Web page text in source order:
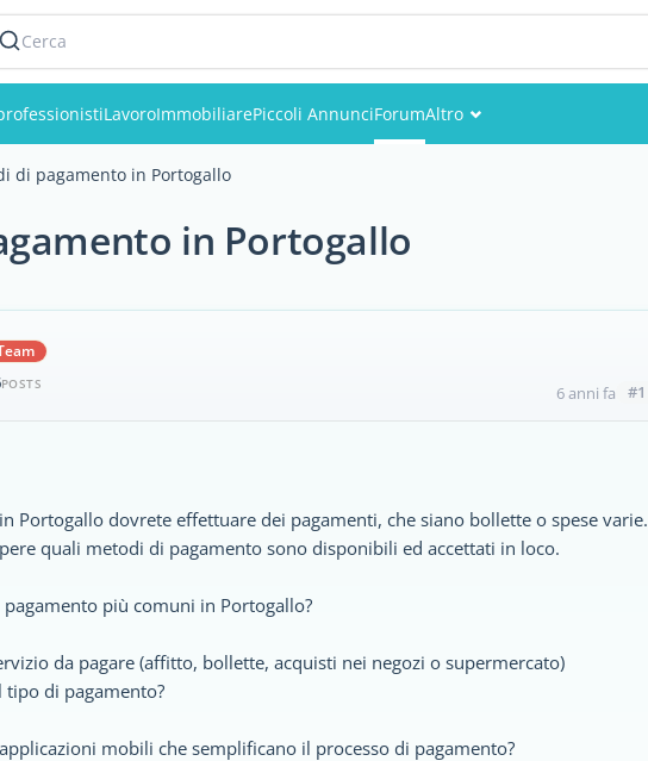
Cerca
LavoroImmobiliarePiccoli AnnunciForumAltro
di pagamento in Portogallo
in Portogallo
POSTS 6 anni fa #1
Portogallo dovrete effettuare dei pagamenti, che siano bollette o spese varie.
quali metodi di pagamento sono disponibili ed accettati in loco.
più comuni in Portogallo?
da pagare (affitto, bollette, acquisti nei negozi o supermercato)
di pagamento?
mobili che semplificano il processo di pagamento?